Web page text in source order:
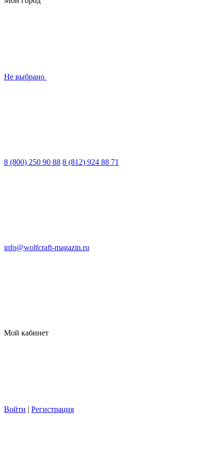
Не выбрано
8 (800) 250 90 88 8 (812) 924 88 71
info@wolfcraft-magazin.ru
Мой кабинет
Войти | Регистрация